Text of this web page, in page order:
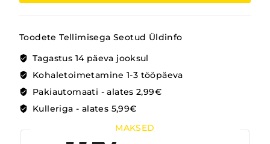
Toodete Tellimisega Seotud Üldinfo
Tagastus 14 päeva jooksul
Kohaletoimetamine 1-3 tööpäeva
Pakiautomaati - alates 2,99€
Kulleriga - alates 5,99€
MAKSED